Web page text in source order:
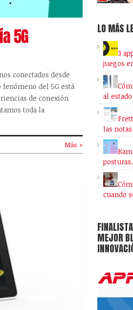
5G
conectados desde
del 5G está
de conexión
toda la
Más »
LO MÁS
3
juegos
al
las
cuando
MEJOR